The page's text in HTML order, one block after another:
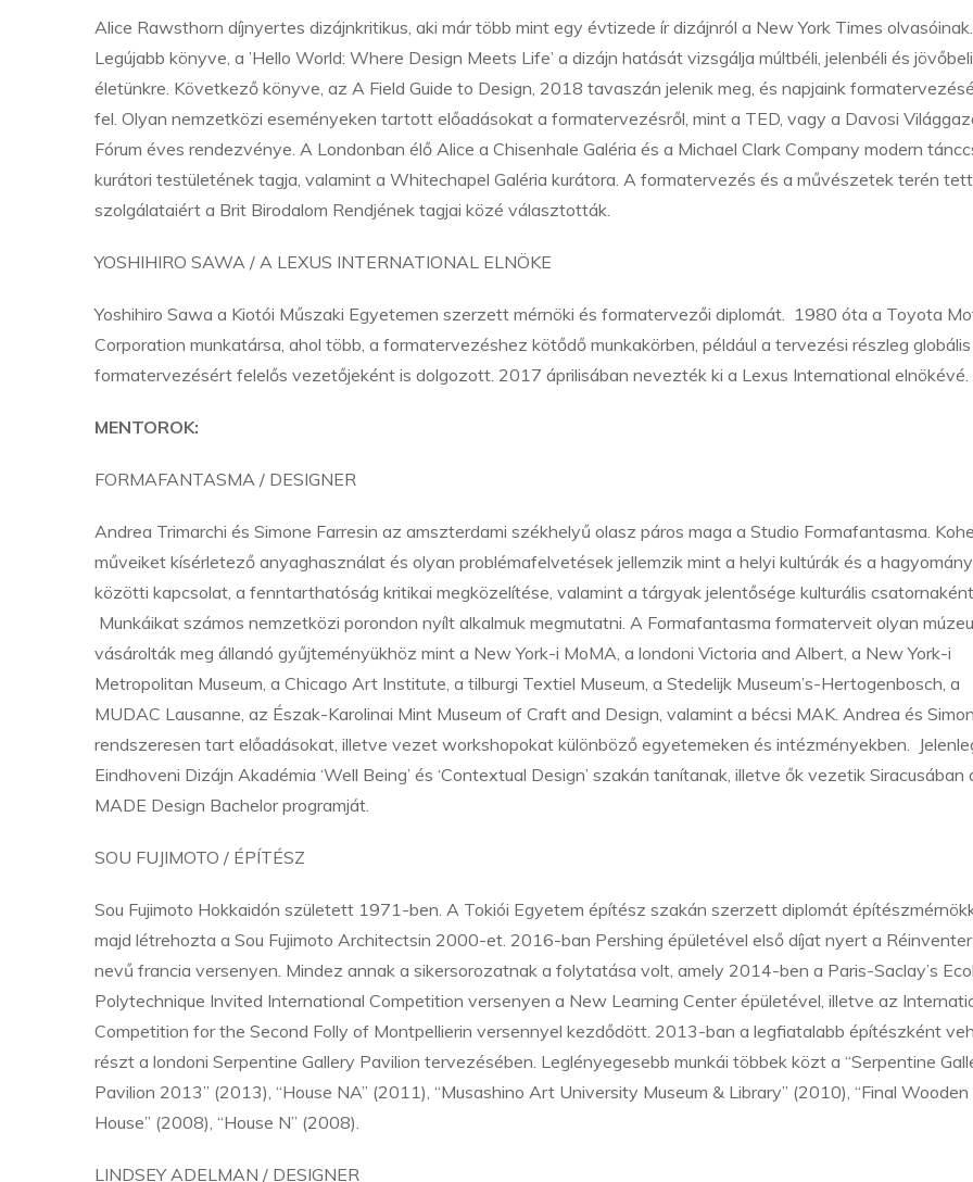
Alice Rawsthorn díjnyertes dizájnkritikus, aki már több mint egy évtizede ír dizájnról a New York Times olvasóinak.
Legújabb könyve, a ’Hello World: Where Design Meets Life’ a dizájn hatását vizsgálja múltbéli, jelenbéli és jövőbeli
életünkre. Következő könyve, az A Field Guide to Design, 2018 tavaszán jelenik meg, és napjaink
fel. Olyan nemzetközi eseményeken tartott előadásokat a formatervezésről, mint a TED, vagy a Davosi
Fórum éves rendezvénye. A Londonban élő Alice a Chisenhale Galéria és a Michael Clark Company modern
kurátori testületének tagja, valamint a Whitechapel Galéria kurátora. A formatervezés és a művészetek terén tett
szolgálataiért a Brit Birodalom Rendjének tagjai közé választották.
YOSHIHIRO SAWA / A LEXUS INTERNATIONAL ELNÖKE
Yoshihiro Sawa a Kiotói Műszaki Egyetemen szerzett mérnöki és formatervezői diplomát. 1980 óta a Toyota
Corporation munkatársa, ahol több, a formatervezéshez kötődő munkakörben, például a tervezési részleg globális
formatervezésért felelős vezetőjeként is dolgozott. 2017 áprilisában nevezték ki a Lexus International elnökévé.
MENTOROK:
FORMAFANTASMA / DESIGNER
Andrea Trimarchi és Simone Farresin az amszterdami székhelyű olasz páros maga a Studio Formafantasma.
műveiket kísérletező anyaghasználat és olyan problémafelvetések jellemzik mint a helyi kultúrák és a hagyomány
közötti kapcsolat, a fenntarthatóság kritikai megközelítése, valamint a tárgyak jelentősége kulturális
Munkáikat számos nemzetközi porondon nyílt alkalmuk megmutatni. A Formafantasma formaterveit olyan
vásárolták meg állandó gyűjteményükhöz mint a New York-i MoMA, a londoni Victoria and Albert, a New York-i
Metropolitan Museum, a Chicago Art Institute, a tilburgi Textiel Museum, a Stedelijk Museum’s-Hertogenbosch, a
MUDAC Lausanne, az Észak-Karolinai Mint Museum of Craft and Design, valamint a bécsi MAK. Andrea és
rendszeresen tart előadásokat, illetve vezet workshopokat különböző egyetemeken és intézményekben.
Eindhoveni Dizájn Akadémia ‘Well Being’ és ‘Contextual Design’ szakán tanítanak, illetve ők vezetik Siracusában
MADE Design Bachelor programját.
SOU FUJIMOTO / ÉPÍTÉSZ
Sou Fujimoto Hokkaidón született 1971-ben. A Tokiói Egyetem építész szakán szerzett diplomát
majd létrehozta a Sou Fujimoto Architectsin 2000-et. 2016-ban Pershing épületével első díjat nyert a
nevű francia versenyen. Mindez annak a sikersorozatnak a folytatása volt, amely 2014-ben a Paris-Saclay’s
Polytechnique Invited International Competition versenyen a New Learning Center épületével, illetve az
Competition for the Second Folly of Montpellierin versennyel kezdődött. 2013-ban a legfiatalabb építészként
részt a londoni Serpentine Gallery Pavilion tervezésében. Leglényegesebb munkái többek közt a “Serpentine
Pavilion 2013” (2013), “House NA” (2011), “Musashino Art University Museum & Library” (2010), “Final Wooden
House” (2008), “House N” (2008).
LINDSEY ADELMAN / DESIGNER